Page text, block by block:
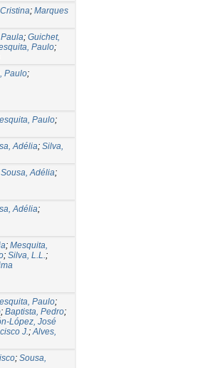
; Marques
; Guichet,
Paulo;
Paulo;
Paulo;
Adélia; Silva,
Sousa, Adélia;
Adélia;
; Mesquita,
; Silva, L.L.;
Paulo;
; Baptista, Pedro;
López, José
J.;Alves,
; Sousa,